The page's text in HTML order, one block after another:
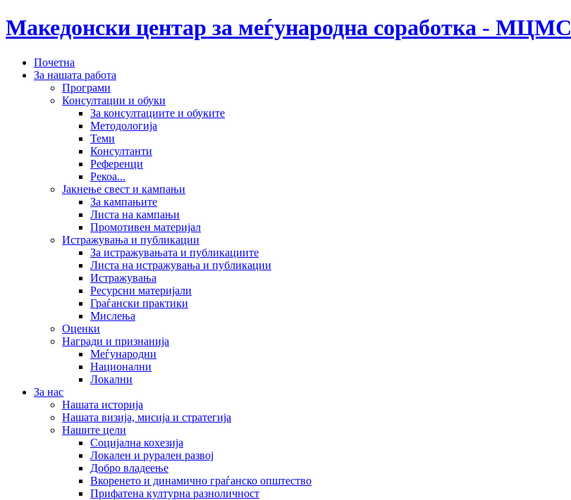
Македонски центар за меѓународна соработка - МЦМС
Почетна
За нашата работа
Програми
Консултации и обуки
За консултациите и обуките
Методологија
Теми
Консултанти
Референци
Рекоа...
Јакнење свест и кампањи
За кампањите
Листа на кампањи
Промотивен материјал
Истражувања и публикации
За истражувањата и публикациите
Листа на истражувања и публикации
Истражувања
Ресурсни материјали
Граѓански практики
Мислења
Оценки
Награди и признанија
Меѓународни
Национални
Локални
За нас
Нашата историја
Нашата визија, мисија и стратегија
Нашите цели
Социјална кохезија
Локален и рурален развој
Добро владеење
Вкоренето и динамично граѓанско општество
Прифатена културна разноличност